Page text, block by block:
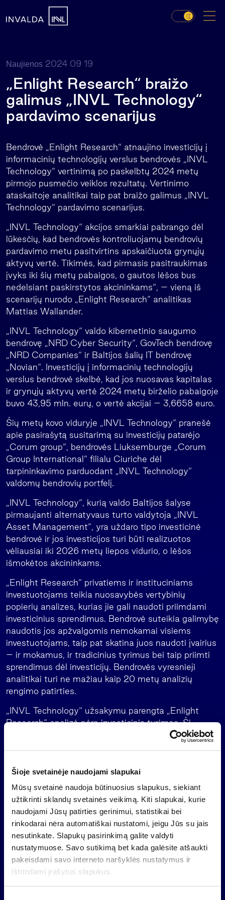
Šioje svetainėje naudojami slapukai
Mūsų svetainė naudoja būtinuosius slapukus, siekiant
užtikrinti sklandų svetainės veikimą. Kiti slapukai, kurie
naudojami Jūsų patirties gerinimui, statistikai bei
rinkodarai nėra automatiškai nustatomi, jeigu Jūs su jais
nesutinkate. Slapukų pasirinkimą galite valdyti
nustatymuose. Savo sutikimą bet kada galėsite atšaukti
pakeisdami savo interneto naršyklės nustatymus ir
ištrindami įrašytus slapukus.
Naujienos 2024 09 19
„Enlight Research“ braižo
galimus „INVL Technology“
pardavimo scenarijus
Bendrovė „Enlight Research“ atnaujino investicijų į
informacinių technologijų verslus bendrovės „INVL
Technology“ vertinimą po paskelbtų 2024 metų
pirmojo pusmečio veiklos rezultatų. Vertinimo
ataskaitoje analitikai taip pat braižo galimus „INVL
Technology“ pardavimo scenarijus.
„INVL Technology“ akcijos smarkiai pabrango dėl
lūkesčių, kad bendrovės kontroliuojamų bendrovių
pardavimo metu pasitvirtins apskaičiuota grynųjų
aktyvų vertė. Tikimės, kad pirmasis pasitraukimas
įvyks iki šių metų pabaigos, o gautos lėšos bus
nedelsiant paskirstytos akcininkams“, – vieną iš
scenarijų nurodo „Enlight Research“ analitikas
Mattias Wallander.
„INVL Technology“ valdo kibernetinio saugumo
bendrovę „NRD Cyber Security“, GovTech bendrovę
„NRD Companies“ ir Baltijos šalių IT bendrovę
„Novian“. Investicijų į informacinių technologijų
verslus bendrovė skelbė, kad jos nuosavas kapitalas
ir grynųjų aktyvų vertė 2024 metų birželio pabaigoje
buvo 43,95 mln. eurų, o vertė akcijai – 3,6658 euro.
Šių metų kovo viduryje „INVL Technology“ pranešė
apie pasirašytą susitarimą su investicijų patarėjo
„Corum group“, bendrovės Liuksemburge „Corum
Group International“ filialu Ciuriche dėl
tarpininkavimo parduodant „INVL Technology“
valdomų bendrovių portfelį.
„INVL Technology“, kurią valdo Baltijos šalyse
pirmaujanti alternatyvaus turto valdytoja „INVL
Asset Management“, yra uždaro tipo investicinė
bendrovė ir jos investicijos turi būti realizuotos
vėliausiai iki 2026 metų liepos vidurio, o lėšos
išmokėtos akcininkams.
„Enlight Research“ privatiems ir instituciniams
investuotojams teikia nuosavybės vertybinių
popierių analizes, kurias jie gali naudoti priimdami
investicinius sprendimus. Bendrovė suteikia galimybę
naudotis jos apžvalgomis nemokamai visiems
investuotojams, taip pat skatina juos naudoti įvairius
– ir mokamus, ir tradicinius tyrimus bei taip priimti
sprendimus dėl investicijų. Bendrovės vyresnieji
analitikai turi ne mažiau kaip 20 metų analizių
rengimo patirties.
„INVL Technology“ užsakymu parengta „Enlight
Research“ analizė nėra investicinis tyrimas. Ši
apžvalga yra parengta informaciniais tikslais ir negali
investuotojas.
Svarbi informacija
Tai yra informacinio pobūdžio rinkodaros pranešimas,
kuris nėra ir negali būti traktuojamas kaip siūlymas
(oferta) pirkti kolektyvinio investavimo subjekto
akcijas, investavimo rekomendacija ar investicinis
tyrimas, nes nėra rengiamas atsižvelgiant į bet kokių
konkrečių individualių investuotojų investavimo